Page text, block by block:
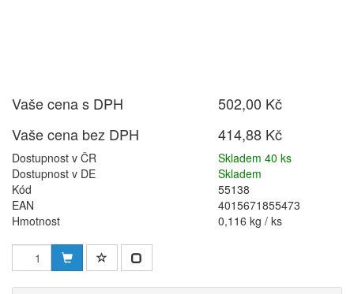
Vaše cena s DPH
502,00 Kč
Vaše cena bez DPH
414,88 Kč
Dostupnost v ČR
Skladem 40 ks
Dostupnost v DE
Skladem
Kód
55138
EAN
4015671855473
Hmotnost
0,116 kg / ks